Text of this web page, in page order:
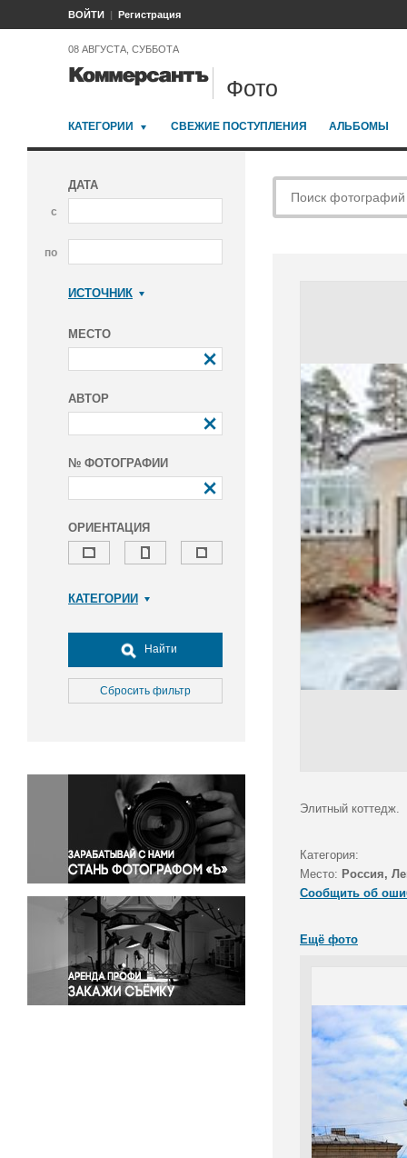
ВОЙТИ Регистрация
08 АВГУСТА, СУББОТА
Фото
КАТЕГОРИИ СВЕЖИЕ ПОСТУПЛЕНИЯ АЛЬБОМЫ
ДАТА
с
по
ИСТОЧНИК
МЕСТО
АВТОР
№ ФОТОГРАФИИ
ОРИЕНТАЦИЯ
КАТЕГОРИИ
Досуг, туризм и отдых
Культура
Медицина
Окружающая среда
Политика
Правосудие
Происшествия и конфликты
Религия
Светская жизнь
Спорт
Экология
Экономика и бизнес
Найти
Сбросить фильтр
Элитный коттедж.
Категория:
Место: Россия,
Сообщить об
Ещё фото